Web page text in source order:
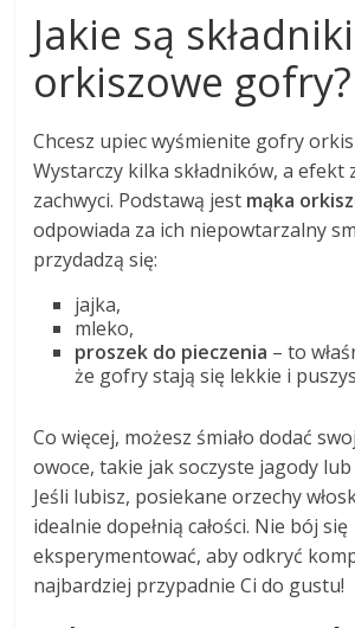
Jakie są
orkiszowe gofry?
Chcesz upiec wyśmienite gofry
Wystarczy kilka składników, a efekt
zachwyci. Podstawą jest mąka
odpowiada za ich niepowtarzalny
przydadzą się:
jajka,
mleko,
proszek do pieczenia – to
że gofry stają się lekkie i
Co więcej, możesz śmiało dodać
owoce, takie jak soczyste jagody lub
Jeśli lubisz, posiekane orzechy
idealnie dopełnią całości. Nie bój się
eksperymentować, aby odkryć
najbardziej przypadnie Ci do gustu!